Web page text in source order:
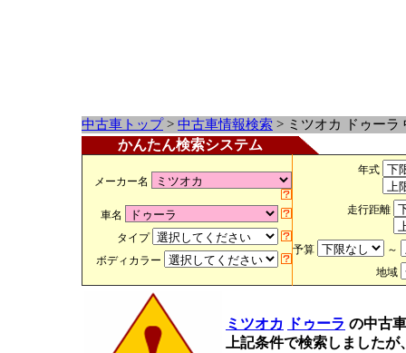
中古車トップ> 中古車情報検索 > ミツオカ ドゥーラ
かんたん検索システム
メーカー名
車名
タイプ
ボディカラー
年式
走行距離
予算
～
地域
ミツオカ ドゥーラ の中古
上記条件で検索しました